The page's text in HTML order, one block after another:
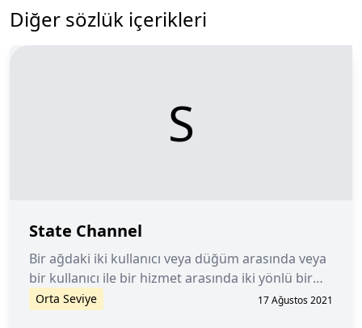
Diğer sözlük içerikleri
S
State Channel
Bir ağdaki iki kullanıcı veya düğüm arasında veya
bir kullanıcı ile bir hizmet arasında iki yönlü bir
iletişim kanalı.
Orta Seviye 17 Ağustos 2021